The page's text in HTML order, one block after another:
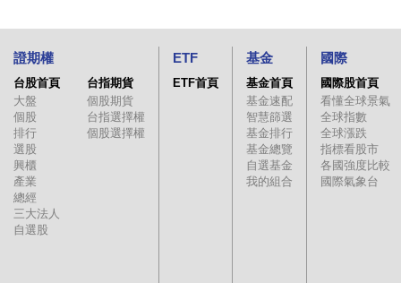
證期權
台股首頁
大盤
個股
排行
選股
興櫃
產業
總經
三大法人
自選股
台指期貨
個股期貨
台指選擇權
個股選擇權
ETF
ETF首頁
基金
基金首頁
基金速配
智慧篩選
基金排行
基金總覽
自選基金
我的組合
國際
國際股首頁
看懂全球景氣
全球指數
全球漲跌
指標看股市
各國強度比較
國際氣象台